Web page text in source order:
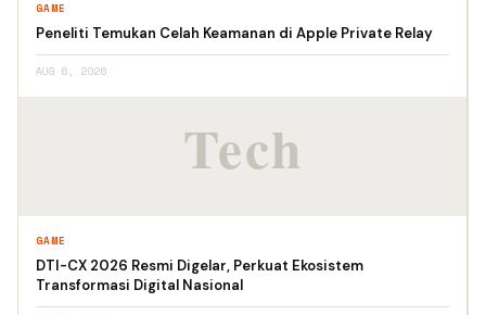
GAME
Peneliti Temukan Celah Keamanan di Apple Private Relay
AUG 6, 2026
GAME
DTI-CX 2026 Resmi Digelar, Perkuat Ekosistem
Transformasi Digital Nasional